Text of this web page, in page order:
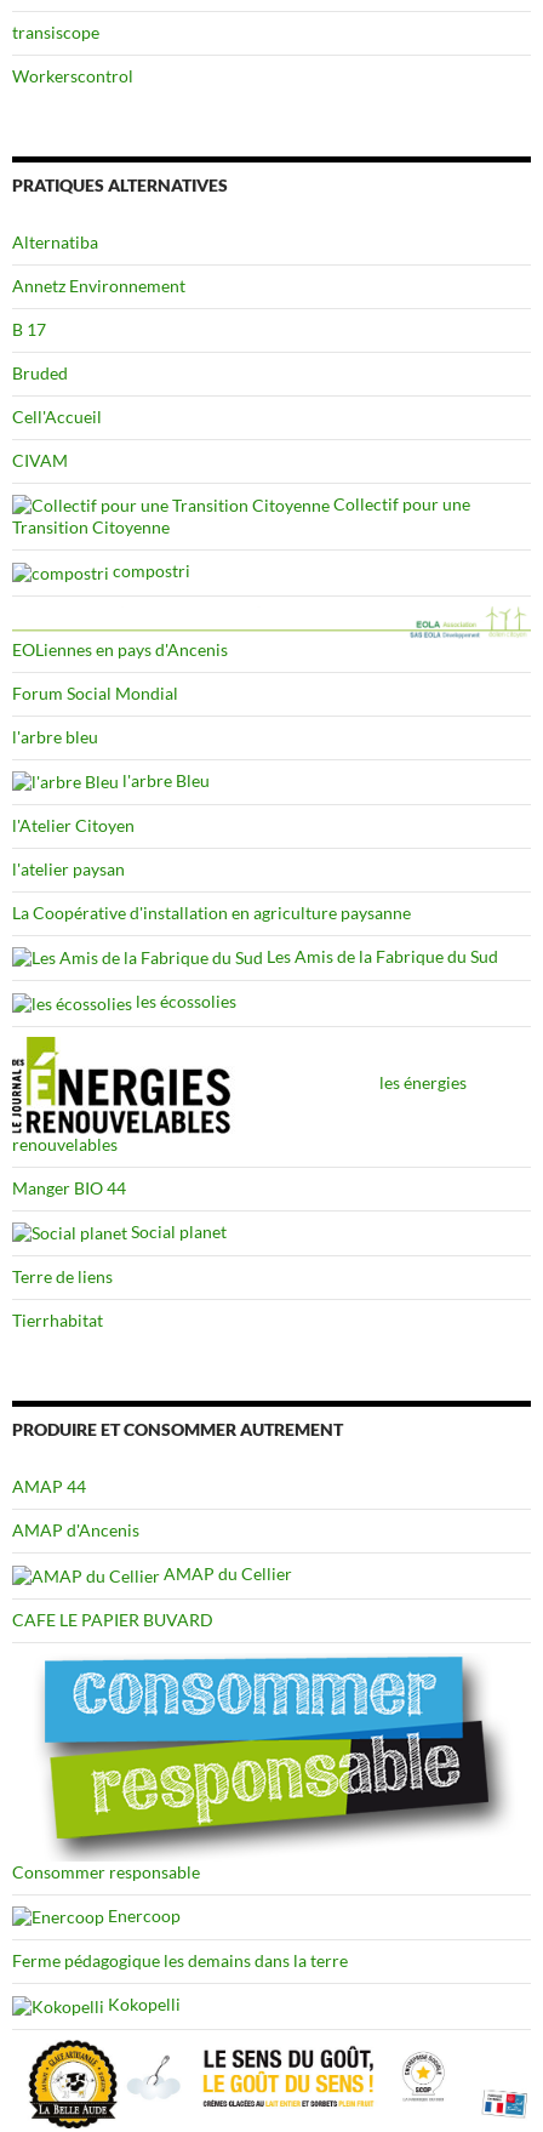
transiscope
Workerscontrol
PRATIQUES ALTERNATIVES
Alternatiba
Annetz Environnement
B 17
Bruded
Cell'Accueil
CIVAM
Collectif pour une
Transition Citoyenne
compostri
EOLiennes en pays d'Ancenis
Forum Social Mondial
l'arbre bleu
l'arbre Bleu
l'Atelier Citoyen
l'atelier paysan
La Coopérative d'installation en agriculture paysanne
Les Amis de la Fabrique du Sud
les écossolies
les énergies
renouvelables
Manger BIO 44
Social planet
Terre de liens
Tierrhabitat
PRODUIRE ET CONSOMMER AUTREMENT
AMAP 44
AMAP d'Ancenis
AMAP du Cellier
CAFE LE PAPIER BUVARD
Consommer responsable
Enercoop
Ferme pédagogique les demains dans la terre
Kokopelli